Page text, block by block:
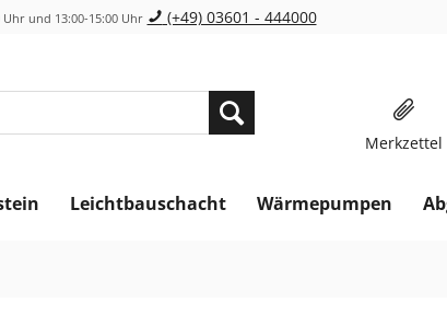
und 13:00-15:00 Uhr (+49) 03601 - 444000
Merkzettel
Leichtbauschacht Wärmepumpen